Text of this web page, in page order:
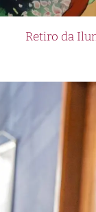
Retiro da